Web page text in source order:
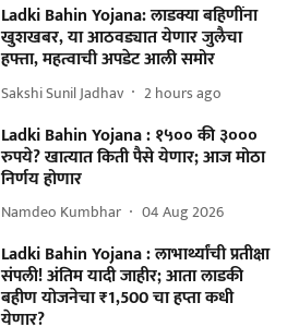
Ladki Bahin Yojana: लाडक्या बहिणींना
खुशखबर, या आठवड्यात येणार जुलैचा
हफ्ता, महत्वाची अपडेट आली समोर
Sakshi Sunil Jadhav 2 hours ago
Ladki Bahin Yojana : १५०० की ३०००
रुपये? खात्यात किती पैसे येणार; आज मोठा
निर्णय होणार
Namdeo Kumbhar 04 Aug 2026
Ladki Bahin Yojana : लाभार्थ्यांची प्रतीक्षा
संपली! अंतिम यादी जाहीर; आता लाडकी
बहीण योजनेचा ₹1,500 चा हप्ता कधी
येणार?